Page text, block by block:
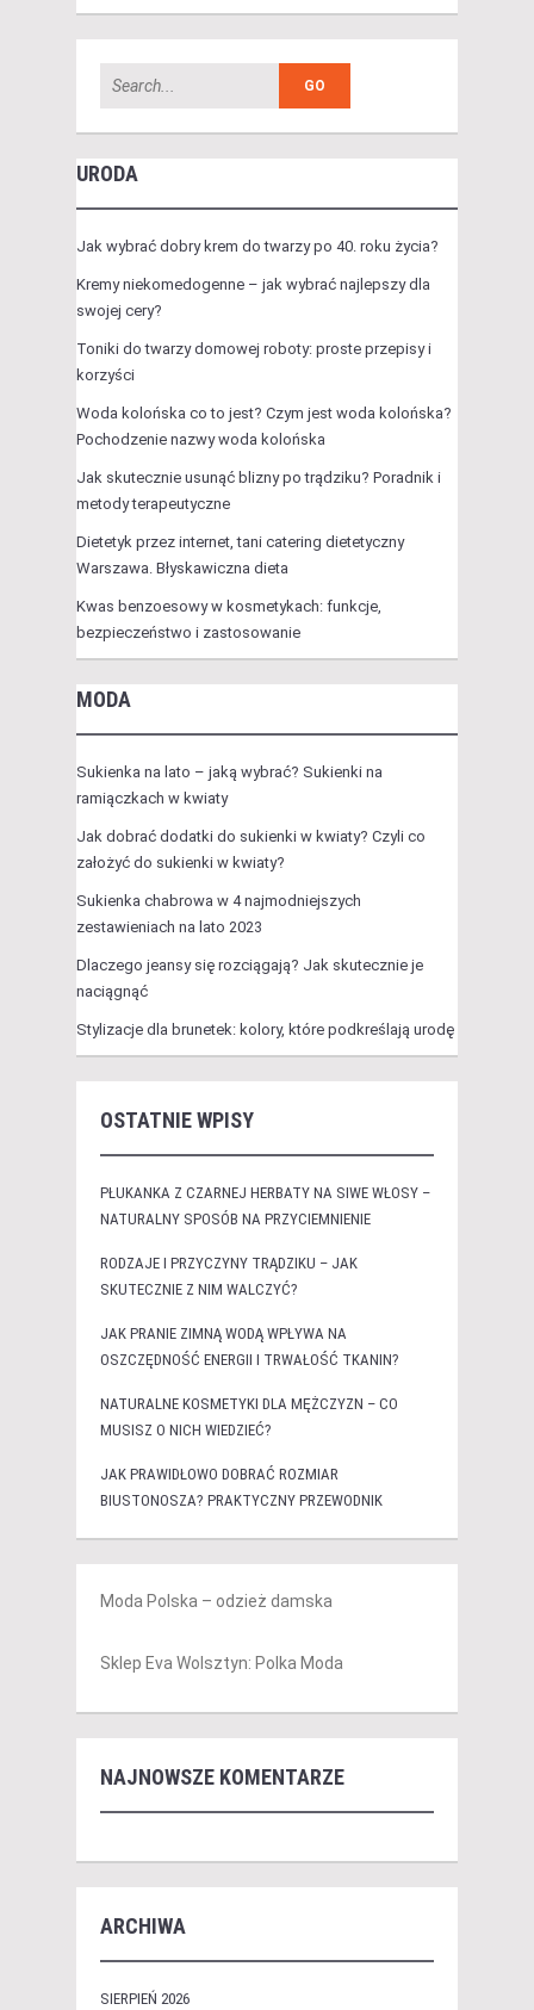
URODA
Jak wybrać dobry krem do twarzy po 40. roku życia?
Kremy niekomedogenne – jak wybrać najlepszy dla
swojej cery?
Toniki do twarzy domowej roboty: proste przepisy i
korzyści
Woda kolońska co to jest? Czym jest woda kolońska?
Pochodzenie nazwy woda kolońska
Jak skutecznie usunąć blizny po trądziku? Poradnik i
metody terapeutyczne
Dietetyk przez internet, tani catering dietetyczny
Warszawa. Błyskawiczna dieta
Kwas benzoesowy w kosmetykach: funkcje,
bezpieczeństwo i zastosowanie
MODA
Sukienka na lato – jaką wybrać? Sukienki na
ramiączkach w kwiaty
Jak dobrać dodatki do sukienki w kwiaty? Czyli co
założyć do sukienki w kwiaty?
Sukienka chabrowa w 4 najmodniejszych
zestawieniach na lato 2023
Dlaczego jeansy się rozciągają? Jak skutecznie je
naciągnąć
Stylizacje dla brunetek: kolory, które podkreślają urodę
OSTATNIE WPISY
PŁUKANKA Z CZARNEJ HERBATY NA SIWE WŁOSY –
NATURALNY SPOSÓB NA PRZYCIEMNIENIE
RODZAJE I PRZYCZYNY TRĄDZIKU – JAK
SKUTECZNIE Z NIM WALCZYĆ?
JAK PRANIE ZIMNĄ WODĄ WPŁYWA NA
OSZCZĘDNOŚĆ ENERGII I TRWAŁOŚĆ TKANIN?
NATURALNE KOSMETYKI DLA MĘŻCZYZN – CO
MUSISZ O NICH WIEDZIEĆ?
JAK PRAWIDŁOWO DOBRAĆ ROZMIAR
BIUSTONOSZA? PRAKTYCZNY PRZEWODNIK
Moda Polska – odzież damska
Sklep Eva Wolsztyn: Polka Moda
NAJNOWSZE KOMENTARZE
ARCHIWA
SIERPIEŃ 2026